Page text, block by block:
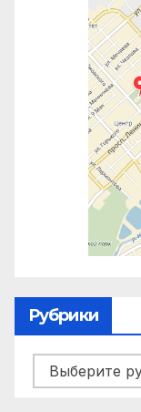
Рубрики
Рубрики